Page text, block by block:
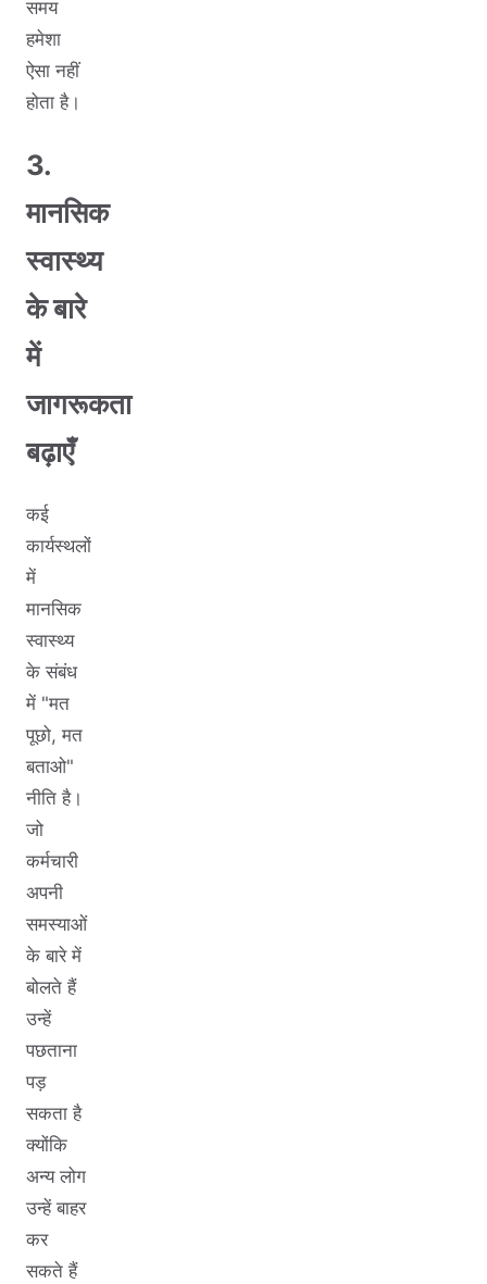
समय
हमेशा
ऐसा नहीं
होता है।
3.
मानसिक
स्वास्थ्य
के बारे
में
जागरूकता
बढ़ाएँ
कई
कार्यस्थलों
में
मानसिक
स्वास्थ्य
के संबंध
में "मत
पूछो, मत
बताओ"
नीति है।
जो
कर्मचारी
अपनी
समस्याओं
के बारे में
बोलते हैं
उन्हें
पछताना
पड़
सकता है
क्योंकि
अन्य लोग
उन्हें बाहर
कर
सकते हैं